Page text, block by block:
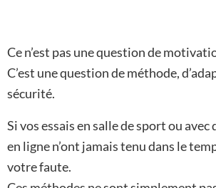
Ce n’est pas une question de
C’est une question de méthode,
sécurité.
Si vos essais en salle de sport ou avec
en ligne n’ont jamais tenu dans le
votre faute.